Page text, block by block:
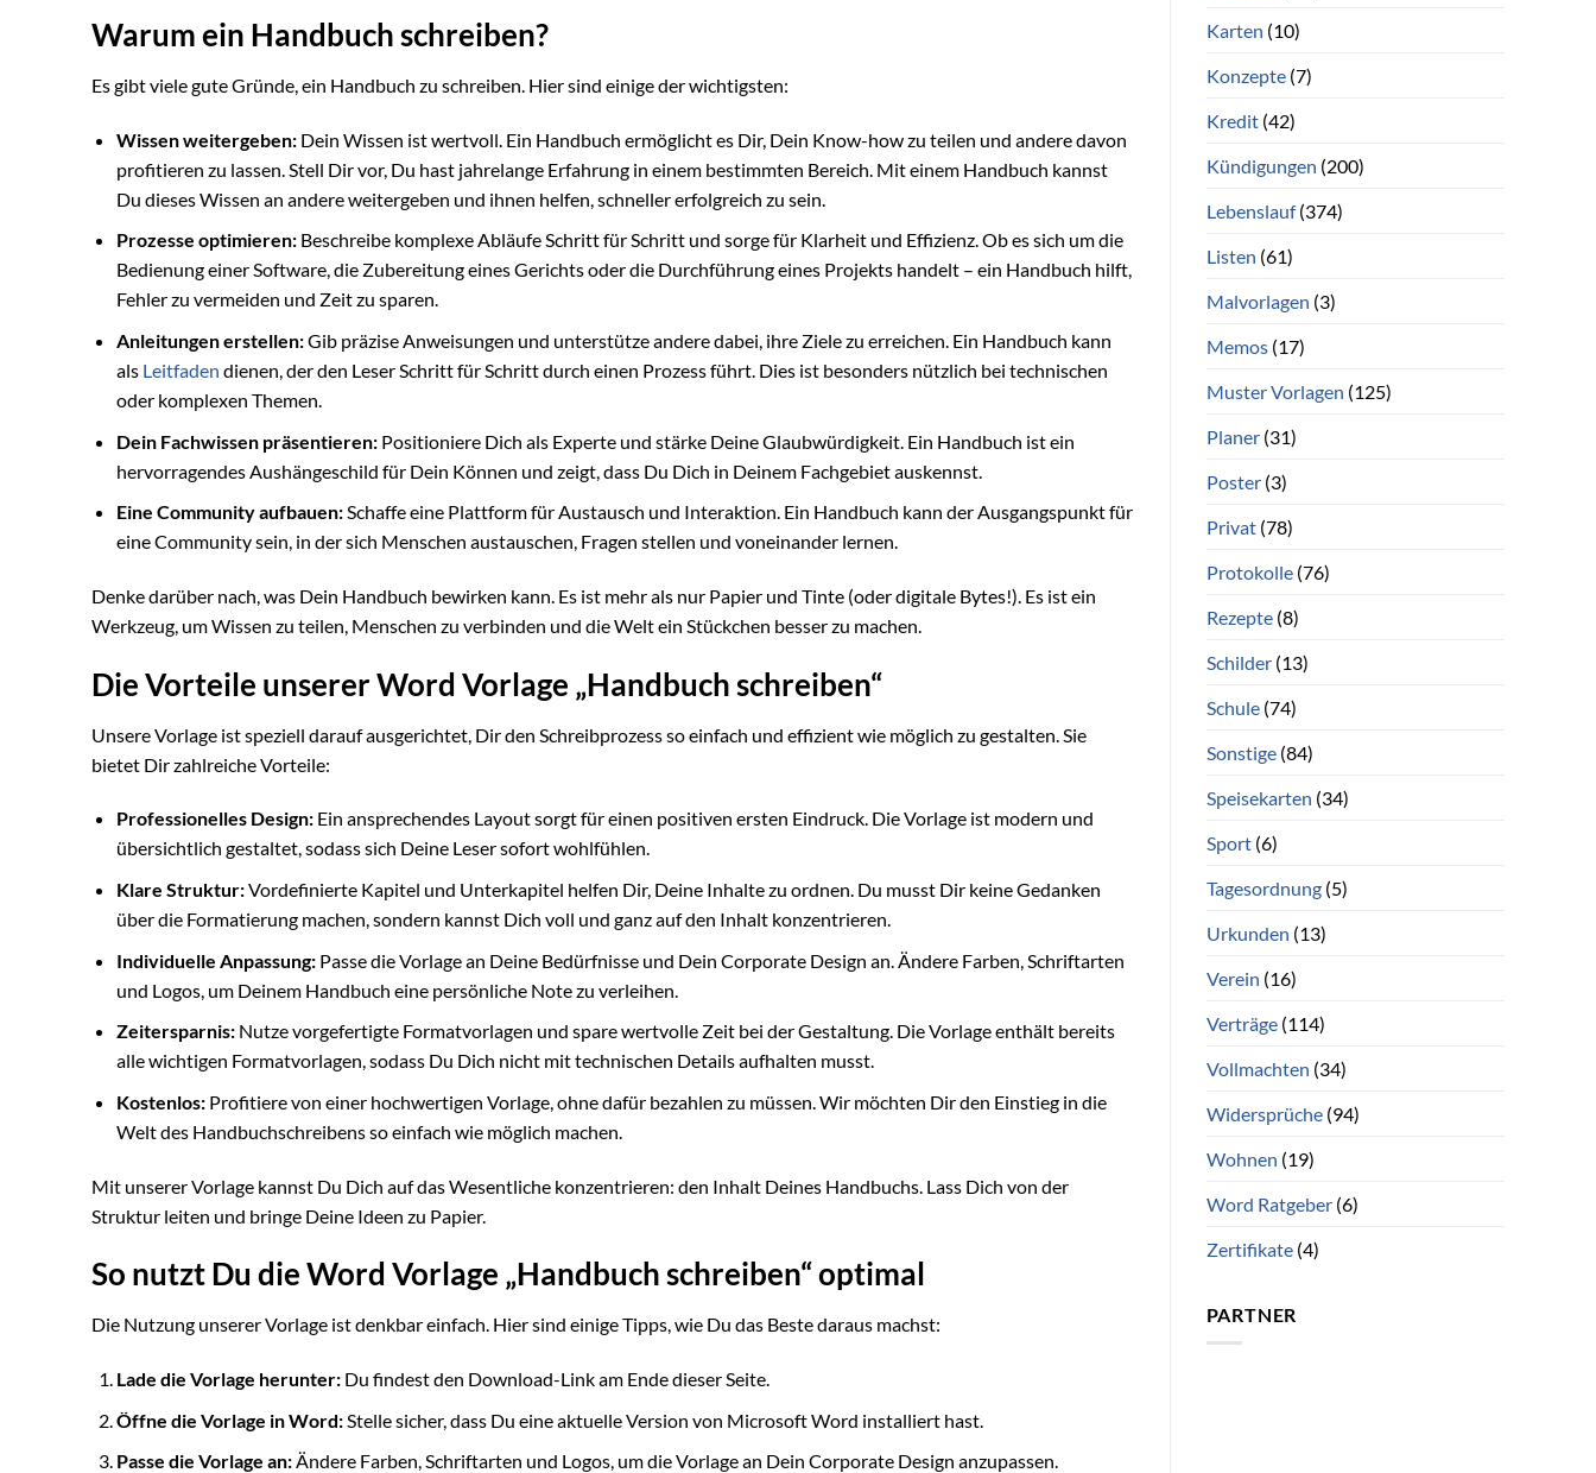
Warum ein Handbuch schreiben?
Es gibt viele gute Gründe, ein Handbuch zu schreiben. Hier sind einige der wichtigsten:
Wissen weitergeben:Dein Wissen ist wertvoll. Ein Handbuch ermöglicht es Dir, Dein Know-how zu teilen und andere davon
profitieren zu lassen. Stell Dir vor, Du hast jahrelange Erfahrung in einem bestimmten Bereich. Mit einem Handbuch kannst
Du dieses Wissen an andere weitergeben und ihnen helfen, schneller erfolgreich zu sein.
Prozesse optimieren:Beschreibe komplexe Abläufe Schritt für Schritt und sorge für Klarheit und Effizienz. Ob es sich um die
Bedienung einer Software, die Zubereitung eines Gerichts oder die Durchführung eines Projekts handelt – ein Handbuch hilft,
Fehler zu vermeiden und Zeit zu sparen.
Anleitungen erstellen:Gib präzise Anweisungen und unterstütze andere dabei, ihre Ziele zu erreichen. Ein Handbuch kann
als Leitfaden dienen, der den Leser Schritt für Schritt durch einen Prozess führt. Dies ist besonders nützlich bei technischen
oder komplexen Themen.
Dein Fachwissen präsentieren:Positioniere Dich als Experte und stärke Deine Glaubwürdigkeit. Ein Handbuch ist ein
hervorragendes Aushängeschild für Dein Können und zeigt, dass Du Dich in Deinem Fachgebiet auskennst.
Eine Community aufbauen:Schaffe eine Plattform für Austausch und Interaktion. Ein Handbuch kann der Ausgangspunkt für
eine Community sein, in der sich Menschen austauschen, Fragen stellen und voneinander lernen.
Denke darüber nach, was Dein Handbuch bewirken kann. Es ist mehr als nur Papier und Tinte (oder digitale Bytes!). Es ist ein
Werkzeug, um Wissen zu teilen, Menschen zu verbinden und die Welt ein Stückchen besser zu machen.
Die Vorteile unserer Word Vorlage „Handbuch schreiben“
Unsere Vorlage ist speziell darauf ausgerichtet, Dir den Schreibprozess so einfach und effizient wie möglich zu gestalten. Sie
bietet Dir zahlreiche Vorteile:
Professionelles Design:Ein ansprechendes Layout sorgt für einen positiven ersten Eindruck. Die Vorlage ist modern und
übersichtlich gestaltet, sodass sich Deine Leser sofort wohlfühlen.
Klare Struktur:Vordefinierte Kapitel und Unterkapitel helfen Dir, Deine Inhalte zu ordnen. Du musst Dir keine Gedanken
über die Formatierung machen, sondern kannst Dich voll und ganz auf den Inhalt konzentrieren.
Individuelle Anpassung:Passe die Vorlage an Deine Bedürfnisse und Dein Corporate Design an. Ändere Farben, Schriftarten
und Logos, um Deinem Handbuch eine persönliche Note zu verleihen.
Zeitersparnis:Nutze vorgefertigte Formatvorlagen und spare wertvolle Zeit bei der Gestaltung. Die Vorlage enthält bereits
alle wichtigen Formatvorlagen, sodass Du Dich nicht mit technischen Details aufhalten musst.
Kostenlos:Profitiere von einer hochwertigen Vorlage, ohne dafür bezahlen zu müssen. Wir möchten Dir den Einstieg in die
Welt des Handbuchschreibens so einfach wie möglich machen.
Mit unserer Vorlage kannst Du Dich auf das Wesentliche konzentrieren: den Inhalt Deines Handbuchs. Lass Dich von der
Struktur leiten und bringe Deine Ideen zu Papier.
So nutzt Du die Word Vorlage „Handbuch schreiben“ optimal
Die Nutzung unserer Vorlage ist denkbar einfach. Hier sind einige Tipps, wie Du das Beste daraus machst:
Lade die Vorlage herunter:Du findest den Download-Link am Ende dieser Seite.
Öffne die Vorlage in Word:Stelle sicher, dass Du eine aktuelle Version von Microsoft Word installiert hast.
Passe die Vorlage an:Ändere Farben, Schriftarten und Logos, um die Vorlage an Dein Corporate Design anzupassen.
Karten (10)
Konzepte(7)
Kredit(42)
Kündigungen (200)
Lebenslauf(374)
Listen (61)
Malvorlagen (3)
Memos(17)
Muster Vorlagen (125)
Planer(31)
Poster(3)
Privat(78)
Protokolle(76)
Rezepte(8)
Schilder(13)
Schule(74)
Sonstige(84)
Speisekarten (34)
Sport(6)
Tagesordnung(5)
Urkunden (13)
Verein (16)
Verträge(114)
Vollmachten (34)
Widersprüche(94)
Wohnen (19)
Word Ratgeber(6)
Zertifikate(4)
PARTNER